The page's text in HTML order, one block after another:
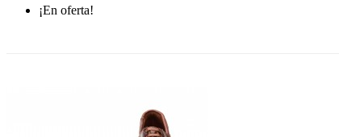
¡En oferta!